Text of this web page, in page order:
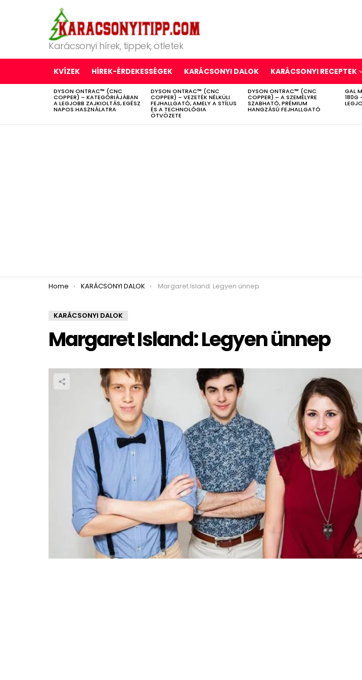
Karácsonyi hírek, tippek, ötletek
KVÍZEK HÍREK-ÉRDEKESSÉGEK KARÁCSONYI DALOK KARÁCSONYI RECEPTEK
LATEST
STORIES
DYSON ONTRAC™ (CNC
COPPER) – KATEGÓRIÁJÁBAN
A LEGJOBB ZAJKIOLTÁS, EGÉSZ
NAPOS HASZNÁLATRA
DYSON ONTRAC™ (CNC
COPPER) – VEZETÉK NÉLKÜLI
FEJHALLGATÓ, AMELY A STÍLUS
ÉS A TECHNOLÓGIA
ÖTVÖZETE
DYSON ONTRAC™ (CNC
COPPER) – A SZEMÉLYRE
SZABHATÓ, PRÉMIUM
HANGZÁSÚ FEJHALLGATÓ
GAL
180G
You are here:
Home KARÁCSONYI DALOK Margaret Island: Legyen ünnep
KARÁCSONYI DALOK
Margaret Island: Legyen ünnep